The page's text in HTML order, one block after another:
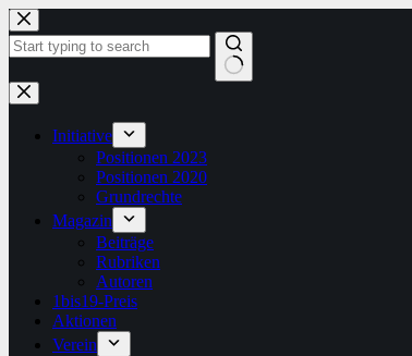
Zum
Inhalt
springen
Keine
Ergebnisse
Initiative
Positionen 2023
Positionen 2020
Grundrechte
Magazin
Beiträge
Rubriken
Autoren
1bis19-Preis
Aktionen
Verein